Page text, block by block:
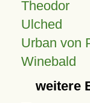
Theodor
Ulched
Urban von
Winebald
weitere